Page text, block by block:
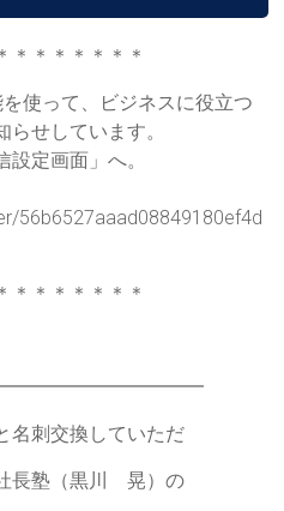
＊＊＊＊＊＊＊
使って、ビジネスに役立つ
らせしています。
定画面」へ。
56b6527aaad08849180ef4d
＊＊＊＊＊＊＊
刺交換していただ
長塾（黒川 晃）の